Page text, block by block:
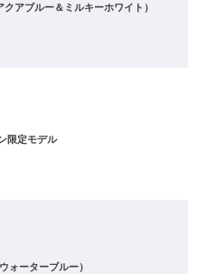
アブルー＆ミルキーホワイト）
限定モデル
ォーターブルー）